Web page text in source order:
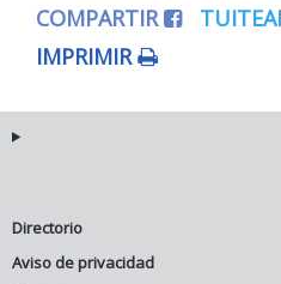
COMPARTIR
IMPRIMIR
Directorio
Aviso de privacidad